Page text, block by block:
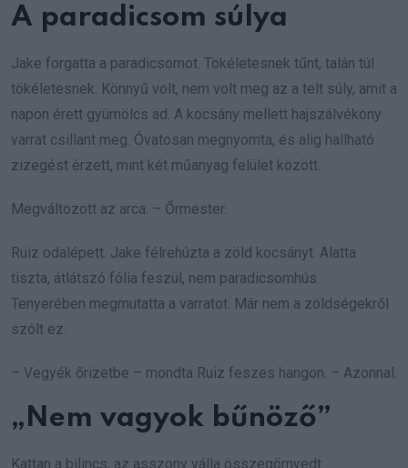
A paradicsom súlya
Jake forgatta a paradicsomot. Tökéletesnek tűnt, talán túl
tökéletesnek. Könnyű volt, nem volt meg az a telt súly, amit a
napon érett gyümölcs ad. A kocsány mellett hajszálvékony
varrat csillant meg. Óvatosan megnyomta, és alig hallható
zizegést érzett, mint két műanyag felület között.
Megváltozott az arca. – Őrmester.
Ruiz odalépett. Jake félrehúzta a zöld kocsányt. Alatta
tiszta, átlátszó fólia feszül, nem paradicsomhús.
Tenyerében megmutatta a varratot. Már nem a zöldségekről
szólt ez.
– Vegyék őrizetbe – mondta Ruiz feszes hangon. – Azonnal.
„Nem vagyok bűnöző”
Kattan a bilincs, az asszony válla összegörnyedt.